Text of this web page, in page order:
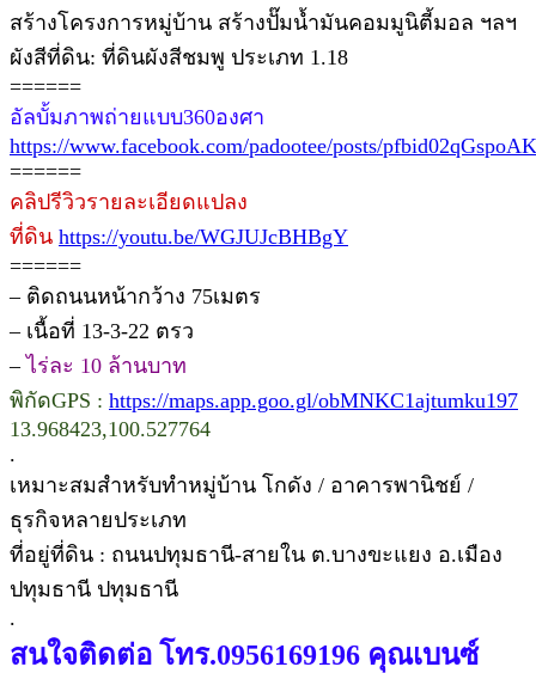
สร้างโครงการหมู่บ้าน สร้างปั๊มน้ำมันคอมมูนิตี้มอล ฯลฯ
ผังสีที่ดิน: ที่ดินผังสีชมพู ประเภท 1.18
======
อัลบั้มภาพถ่ายแบบ360องศา
https://www.facebook.com/padootee/posts/
======
คลิปรีวิวรายละเอียดแปลง
ที่ดิน https://youtu.be/WGJUJcBHBgY
======
– ติดถนนหน้ากว้าง 75เมตร
– เนื้อที่ 13-3-22 ตรว
– ไร่ละ 10 ล้านบาท
พิกัดGPS : https://maps.app.goo.gl/obMNKC1ajtumku197
13.968423,100.527764
.
เหมาะสมสำหรับทำหมู่บ้าน โกดัง / อาคารพานิชย์ /
ธุรกิจหลายประเภท
ที่อยู่ที่ดิน : ถนนปทุมธานี-สายใน ต.บางขะแยง อ.เมือง
ปทุมธานี ปทุมธานี
.
สนใจติดต่อ โทร.0956169196 คุณเบนซ์